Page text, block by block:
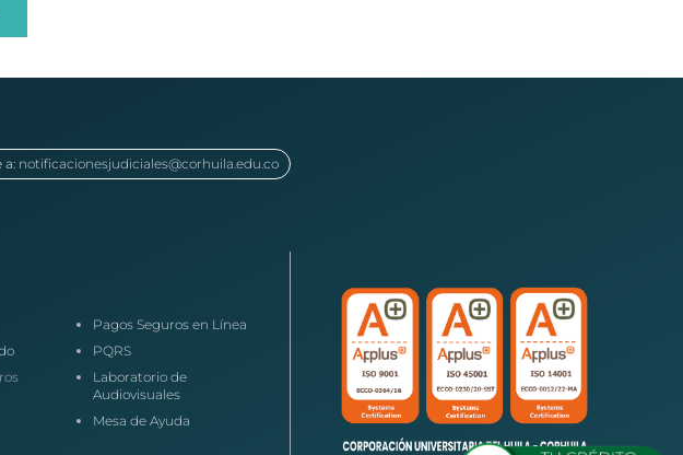
a: notificacionesjudiciales@corhuila.edu.co
Pagos Seguros en Línea
PQRS
Laboratorio de
Audiovisuales
Mesa de Ayuda